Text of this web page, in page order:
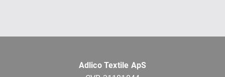
Adlico Textile ApS